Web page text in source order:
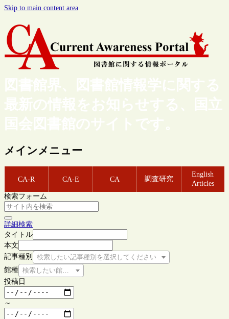
Skip to main content area
図書館界、図書館情報学に関する
最新の情報をお知らせする、国立
国会図書館のサイトです。
メインメニュー
CA-R CA-E CA 調査研究
English
Articles
検索フォーム
詳細検索
タイトル
本文
記事種別
検索したい記事種別を選択してください
館種 検索したい館種を選択してください
投稿日
～